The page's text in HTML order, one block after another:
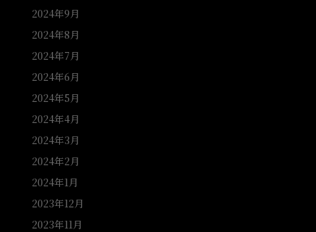
2024年9月
2024年8月
2024年7月
2024年6月
2024年5月
2024年4月
2024年3月
2024年2月
2024年1月
2023年12月
2023年11月